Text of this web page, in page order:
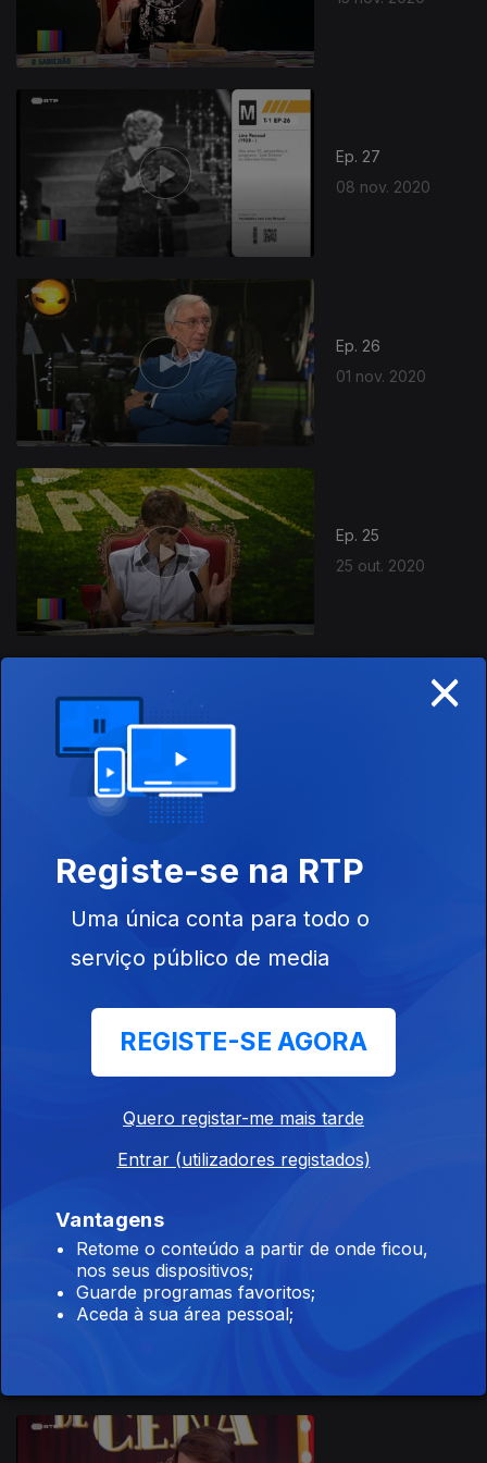
Ep. 27
08 nov. 2020
Ep. 26
01 nov. 2020
Ep. 25
25 out. 2020
Ep. 23
×
Registe-se na RTP
Uma única conta para todo o
serviço público de media
REGISTE-SE AGORA
Quero registar-me mais tarde
Entrar (utilizadores registados)
Vantagens
Retome o conteúdo a partir de onde ficou,
nos seus dispositivos;
Guarde programas favoritos;
Aceda à sua área pessoal;